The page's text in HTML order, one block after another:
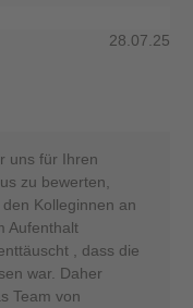
28.07.25
uns für Ihren
zu bewerten,
Kolleginnen an
Aufenthalt
, dass die
war. Daher
Team von